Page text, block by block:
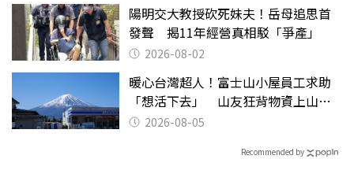
陽明交大教授砍死妹夫！岳母追思首
發聲 揭11年經營真相駁「爭產」
2026-08-02
暖心台灣超人！富士山小屋員工求助
「想活下去」 山友狂背物資上山：
台灣真的是寶島
2026-08-05
Recommended by